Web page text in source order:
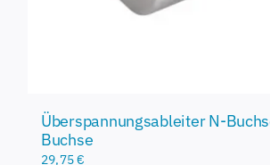
Überspannungsableiter N-
Buchse
29,75€